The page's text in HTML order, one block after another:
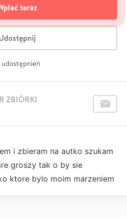
teraz
udostępnień
ZBIÓRKI
i zbieram na autko szukam
groszy tak o by sie
ktore bylo moim marzeniem